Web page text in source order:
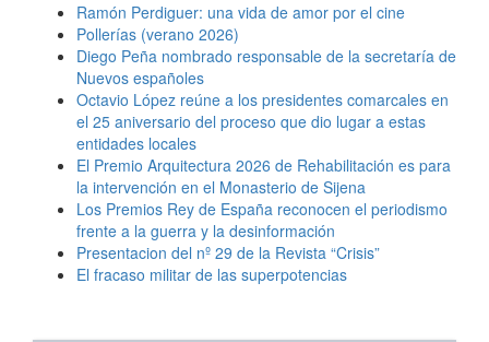
Ramón Perdiguer: una vida de amor por el cine
Pollerías (verano 2026)
Diego Peña nombrado responsable de la secretaría de
Nuevos españoles
Octavio López reúne a los presidentes comarcales en
el 25 aniversario del proceso que dio lugar a estas
entidades locales
El Premio Arquitectura 2026 de Rehabilitación es para
la intervención en el Monasterio de Sijena
Los Premios Rey de España reconocen el periodismo
frente a la guerra y la desinformación
Presentacion del nº 29 de la Revista “Crisis”
El fracaso militar de las superpotencias